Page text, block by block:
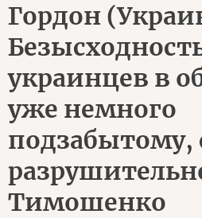
Гордон
украинцев в
уже немного
подзабытому,
Тимошенко